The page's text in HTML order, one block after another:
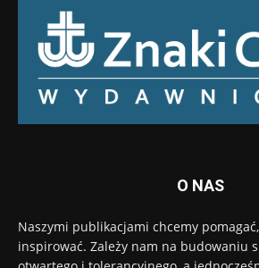
O NAS
Naszymi publikacjami chcemy
inspirować. Zależy nam na budowaniu